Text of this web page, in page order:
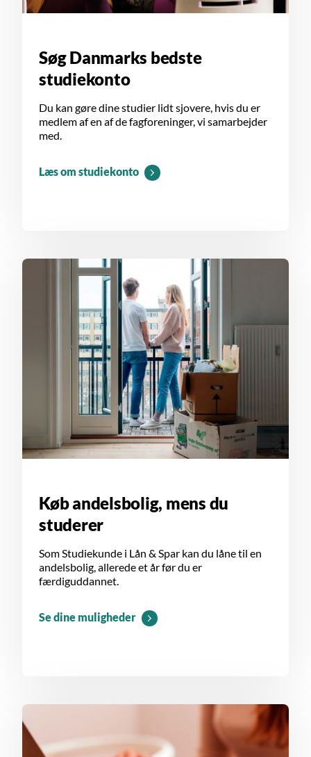
Søg Danmarks bedste
studiekonto
Du kan gøre dine studier lidt sjovere, hvis du er
medlem af en af de fagforeninger, vi samarbejder
med.
Læs om studiekonto
Køb andelsbolig, mens du
studerer
Som Studiekunde i Lån & Spar kan du låne til en
andelsbolig, allerede et år før du er
færdiguddannet.
Se dine muligheder